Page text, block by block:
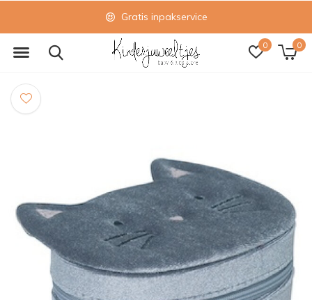
0 0
Gratis inpakservice